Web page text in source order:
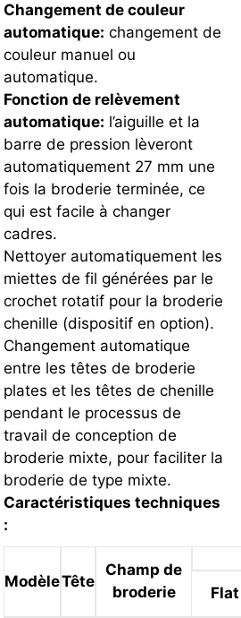
Changement de couleur
automatique: changement de
couleur manuel ou
automatique.
Fonction de relèvement
automatique: l’aiguille et la
barre de pression lèveront
automatiquement 27 mm une
fois la broderie terminée, ce
qui est facile à changer
cadres.
Nettoyer automatiquement les
miettes de fil générées par le
crochet rotatif pour la broderie
chenille (dispositif en option).
Changement automatique
entre les têtes de broderie
plates et les têtes de chenille
pendant le processus de
travail de conception de
broderie mixte, pour faciliter la
broderie de type mixte.
Caractéristiques techniques
:
ModèleTête
Champ de
broderie
Flat